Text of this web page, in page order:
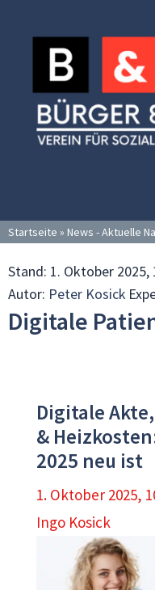
Inhalt
springen
Startseite » News - Aktuelle
Stand: 1. Oktober 2025,
Autor: Peter Kosick
Digitale
Digitale
&
2025 neu ist
1. Oktober 2025,
Ingo Kosick